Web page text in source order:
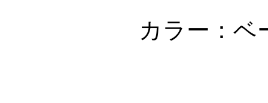
カラー：ベ